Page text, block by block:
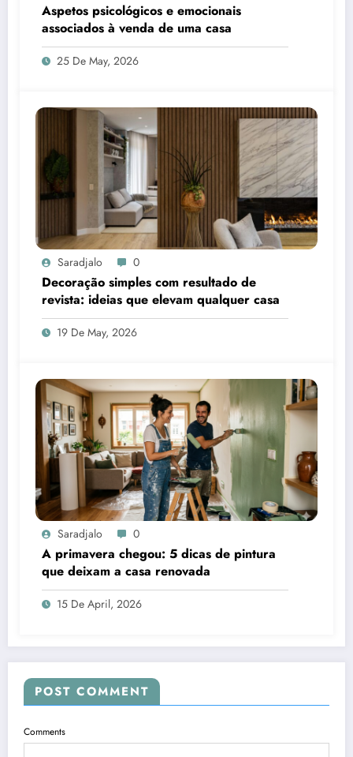
Aspetos psicológicos e emocionais
associados à venda de uma casa
25 De May, 2026
Saradjalo 0
Decoração simples com resultado de
revista: ideias que elevam qualquer casa
19 De May, 2026
Saradjalo 0
A primavera chegou: 5 dicas de pintura
que deixam a casa renovada
15 De April, 2026
POST COMMENT
Comments